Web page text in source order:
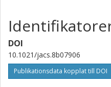
DOI
10.1021/jacs.8b07906
Publikationsdata kopplat till DOI